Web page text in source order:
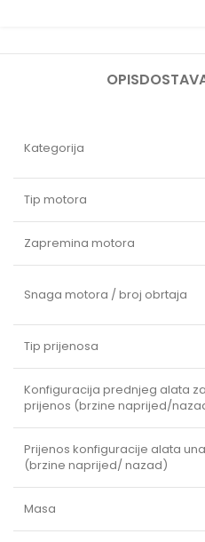
OPIS
Kategorija
Tip motora
Zapremina motora
Snaga motora / broj obrtaja
Tip prijenosa
Konfiguracija prednjeg alata za
prijenos (brzine naprijed/
Prijenos konfiguracije alata
(brzine naprijed/ nazad)
Masa